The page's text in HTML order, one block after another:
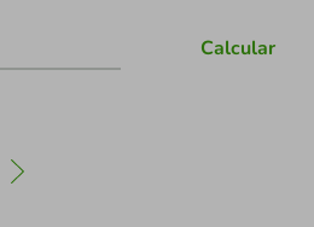
Calcular